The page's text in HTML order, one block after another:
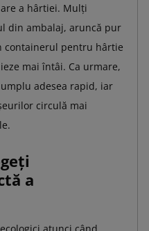
a hârtiei. Mulți
din ambalaj, aruncă pur
containerul pentru hârtie
mai întâi. Ca urmare,
adesea rapid, iar
circulă mai
a